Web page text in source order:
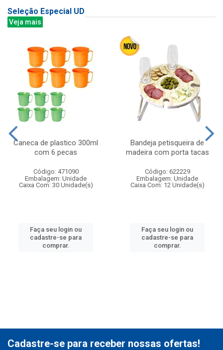
Seleção Especial UD
Veja mais
Caneca de plastico 300ml
com 6 pecas
Código: 471090
Embalagem: Unidade
Caixa Com: 30 Unidade(s)
Faça seu login ou
cadastre-se para
comprar.
Bandeja petisqueira de
madeira com porta tacas
Código: 622229
Embalagem: Unidade
Caixa Com: 12 Unidade(s)
Faça seu login ou
cadastre-se para
comprar.
Cadastre-se para receber nossas ofertas!